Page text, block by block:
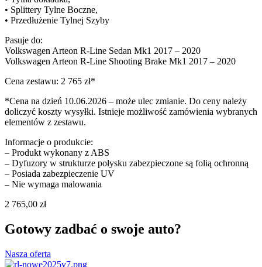
• Splittery Tylne Boczne,
• Przedłużenie Tylnej Szyby
Pasuje do:
Volkswagen Arteon R-Line Sedan Mk1 2017 – 2020
Volkswagen Arteon R-Line Shooting Brake Mk1 2017 – 2020
Cena zestawu: 2 765 zł*
*Cena na dzień 10.06.2026 – może ulec zmianie. Do ceny należy
doliczyć koszty wysyłki. Istnieje możliwość zamówienia wybranych
elementów z zestawu.
Informacje o produkcie:
– Produkt wykonany z ABS
– Dyfuzory w strukturze połysku zabezpieczone są folią ochronną
– Posiada zabezpieczenie UV
– Nie wymaga malowania
2 765,00 zł
Gotowy zadbać o swoje auto?
Nasza oferta